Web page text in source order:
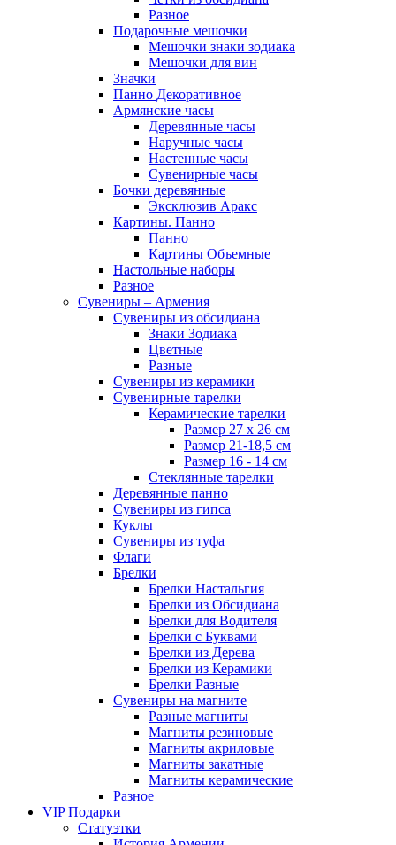
Разное
Подарочные мешочки
Мешочки знаки зодиака
Мешочки для вин
Значки
Панно Декоративное
Армянские часы
Деревянные часы
Наручные часы
Настенные часы
Сувенирные часы
Бочки деревянные
Эксклюзив Аракс
Картины. Панно
Панно
Картины Объемные
Настольные наборы
Разное
Сувениры – Армения
Сувениры из обсидиана
Знаки Зодиака
Цветные
Разные
Сувениры из керамики
Сувенирные тарелки
Керамические тарелки
Размер 27 х 26 см
Размер 21-18,5 см
Размер 16 - 14 см
Стеклянные тарелки
Деревянные панно
Сувениры из гипса
Куклы
Сувениры из туфа
Флаги
Брелки
Брелки Настальгия
Брелки из Обсидиана
Брелки для Водителя
Брелки с Буквами
Брелки из Дерева
Брелки из Керамики
Брелки Разные
Сувениры на магните
Разные магниты
Магниты резиновые
Магниты акриловые
Магниты закатные
Магниты керамические
Разное
VIP Подарки
Статуэтки